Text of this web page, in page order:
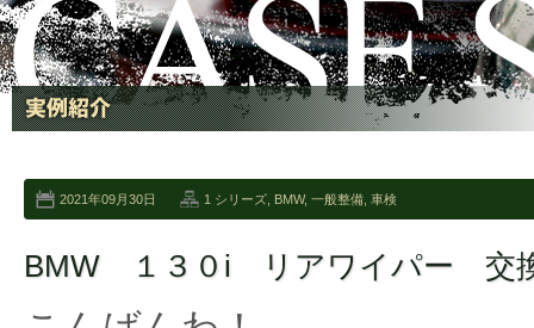
2021年09月30日 1 シリーズ BMW, 一般整備 車検
BMW １３０i リアワイパー 交